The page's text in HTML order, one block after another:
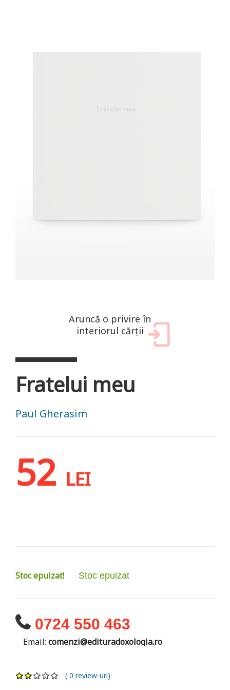
Aruncă o privire în
interiorul cărții
Fratelui meu
Paul Gherasim
52 LEI
Stoc epuizat! Stoc epuizat
0724 550 463
Email: comenzi@edituradoxologia.ro
( 0 review-uri)